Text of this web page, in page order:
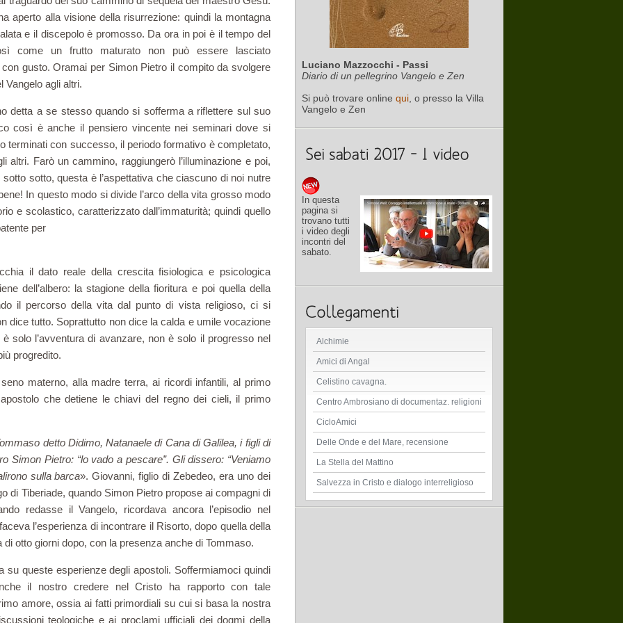
aperto alla visione della risurrezione: quindi la montagna
e il discepolo è promosso. Da ora in poi è il tempo del
come un frutto maturato non può essere lasciato
gusto. Oramai per Simon Pietro il compito da svolgere
Vangelo agli altri.
detta a se stesso quando si sofferma a riflettere sul suo
così è anche il pensiero vincente nei seminari dove si
terminati con successo, il periodo formativo è completato,
altri. Farò un cammino, raggiungerò l’illuminazione e poi,
sotto, questa è l’aspettativa che ciascuno di noi nutre
In questo modo si divide l’arco della vita grosso modo
e scolastico, caratterizzato dall’immaturità; quindi quello
per
il dato reale della crescita fisiologica e psicologica
dell’albero: la stagione della fioritura e poi quella della
il percorso della vita dal punto di vista religioso, ci si
dice tutto. Soprattutto non dice la calda e umile vocazione
solo l’avventura di avanzare, non è solo il progresso nel
progredito.
materno, alla madre terra, ai ricordi infantili, al primo
che detiene le chiavi del regno dei cieli, il primo
detto Didimo, Natanaele di Cana di Galilea, i figli di
Simon Pietro: “lo vado a pescare”. Gli dissero: “Veniamo
sulla barca». Giovanni, figlio di Zebedeo, era uno dei
di Tiberiade, quando Simon Pietro propose ai compagni di
redasse il Vangelo, ricordava ancora l’episodio nel
l’esperienza di incontrare il Risorto, dopo quella della
otto giorni dopo, con la presenza anche di Tommaso.
su queste esperienze degli apostoli. Soffermiamoci quindi
il nostro credere nel Cristo ha rapporto con tale
amore, ossia ai fatti primordiali su cui si basa la nostra
teologiche e ai proclami ufficiali dei dogmi della
Luciano Mazzocchi - Passi
Diario di un pellegrino Vangelo e Zen
Si può trovare online qui , o presso la Villa
Vangelo e Zen
In questa
pagina si
trovano tutti
i video degli
incontri del
sabato.
Alchimie
Amici di Angal
Celistino cavagna.
Centro Ambrosiano di documentaz. religioni
CicloAmici
Delle Onde e del Mare, recensione
La Stella del Mattino
Salvezza in Cristo e dialogo interreligioso